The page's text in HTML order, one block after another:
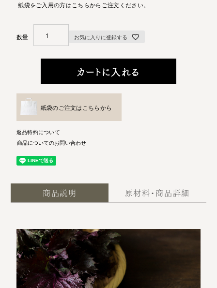
紙袋をご入用の方は こちらからご注文ください。
お気に入りに登録する
カートに入れる
紙袋のご注文はこちらから
返品特約について
商品についてのお問い合わせ
商品説明 原材料・商品詳細